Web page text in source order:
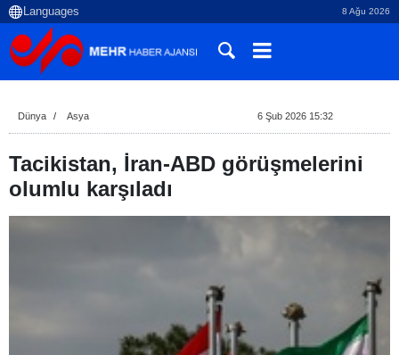
8 Ağu 2026
Dünya Asya 6 Şub 2026 15:32
Tacikistan, İran-ABD görüşmelerini
olumlu karşıladı